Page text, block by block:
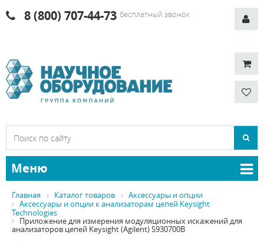
8 (800) 707-44-73 бесплатный звонок
Меню
Главная Каталог товаров
Аксессуары и опции
Аксессуары и опции к анализаторам цепей Keysight
Technologies
Приложение для измерения модуляционных искажений для
анализаторов цепей Keysight (Agilent) S930700B